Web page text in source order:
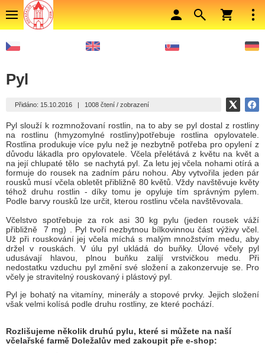
Pyl
Přidáno: 15.10.2016 | 1008 čtení / zobrazení
Pyl slouží k rozmnožovaní rostlin, na to aby se pyl dostal z rostliny
na rostlinu (hmyzomylné rostliny)potřebuje rostlina opylovatele.
Rostlina produkuje více pylu než je nezbytně potřeba pro opylení z
důvodu lákadla pro opylovatele. Včela přelétává z květu na květ a
na její chlupaté tělo se nachytá pyl. Za letu jej včela nohami otírá a
formuje do rousek na zadním páru nohou. Aby vytvořila jeden pár
rousků musí včela obletět přibližně 80 květů. Vždy navštěvuje květy
téhož druhu rostlin - díky tomu je opyluje tím správným pylem.
Podle barvy rousků lze určit, kterou rostlinu včela navštěvovala.
Včelstvo spotřebuje za rok asi 30 kg pylu (jeden rousek váží
přibližně 7 mg) . Pyl tvoří nezbytnou bílkovinnou část výživy včel.
Už při rouskování jej včela míchá s malým množstvím medu, aby
držel v rouskách. V úlu pyl ukládá do buňky. Úlové včely pyl
udusávají hlavou, plnou buňku zalijí vrstvičkou medu. Při
nedostatku vzduchu pyl změní své složení a zakonzervuje se. Pro
včely je stravitelný rouskovaný i plástový pyl.
Pyl je bohatý na vitamíny, minerály a stopové prvky. Jejich složení
však velmi kolísá podle druhu rostliny, ze které pochází.
Rozlišujeme několik druhú pylu, které si můžete na naší
včelařské farmě Doležalův med zakoupit pře e-shop: